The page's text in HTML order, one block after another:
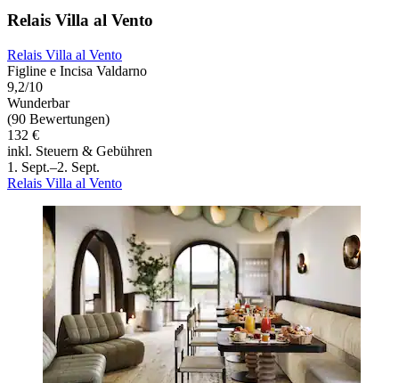
Relais Villa al Vento
Relais Villa al Vento
Figline e Incisa Valdarno
9,2/10
Wunderbar
(90 Bewertungen)
132 €
inkl. Steuern & Gebühren
1. Sept.–2. Sept.
Relais Villa al Vento